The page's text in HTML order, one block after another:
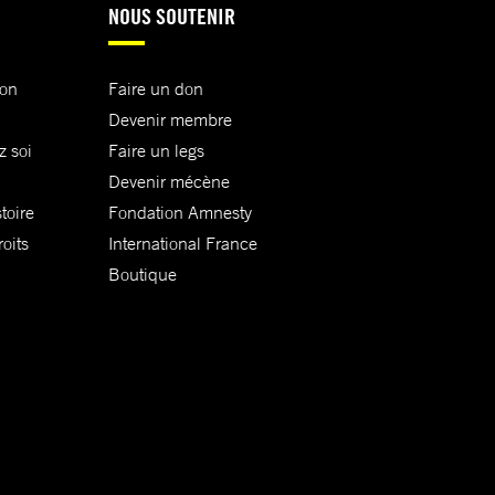
soi
NOUS SOUTENIR
Faire un don
Devenir membre
Faire un legs
Devenir mécène
Fondation Amnesty
International France
Boutique